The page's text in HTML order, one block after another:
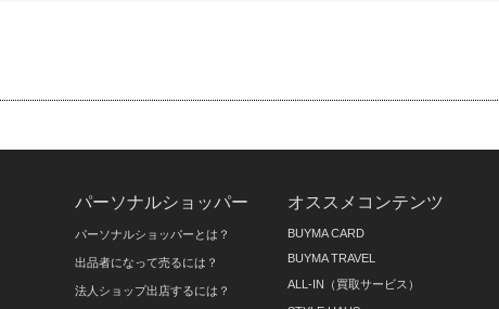
パーソナルショッパー
パーソナルショッパーとは？
出品者になって売るには？
法人ショップ出店するには？
オススメコンテンツ
BUYMA CARD
BUYMA TRAVEL
ALL-IN（買取サービス）